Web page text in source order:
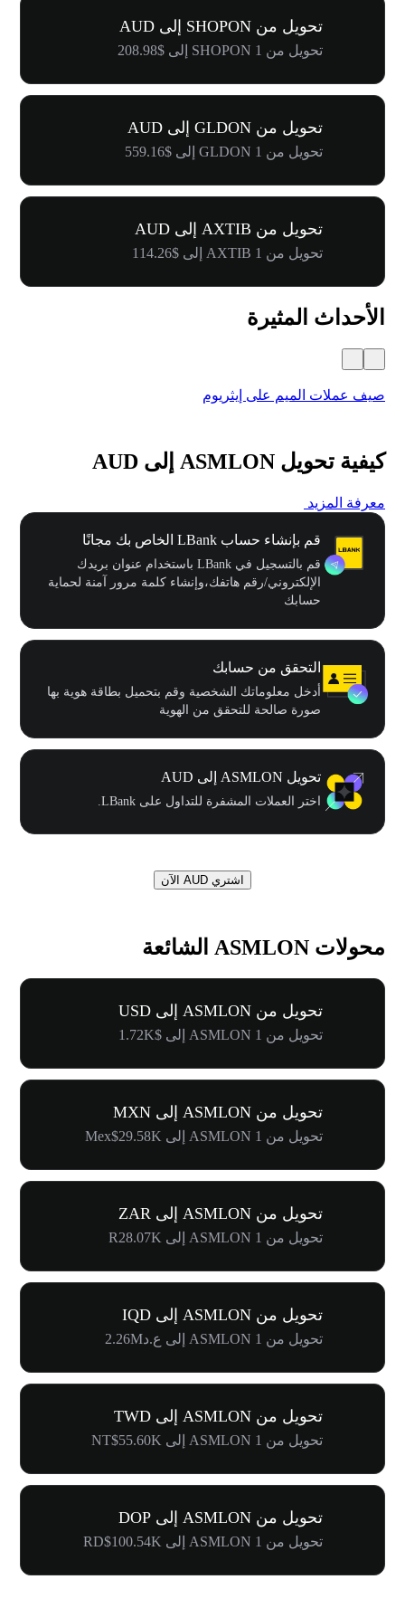
تحويل من SHOPON إلى AUD
تحويل من 1 SHOPON إلى $208.98
تحويل من GLDON إلى AUD
تحويل من 1 GLDON إلى $559.16
تحويل من AXTIB إلى AUD
تحويل من 1 AXTIB إلى $114.26
الأحداث المثيرة
صيف عملات الميم على إيثريوم
كيفية تحويل ASMLON إلى AUD
معرفة المزيد
قم بإنشاء حساب LBank الخاص بك مجانًا
قم بالتسجيل في LBank باستخدام عنوان بريدك
الإلكتروني/رقم هاتفك،وإنشاء كلمة مرور آمنة لحماية
حسابك
التحقق من حسابك
أدخل معلوماتك الشخصية وقم بتحميل بطاقة هوية بها
صورة صالحة للتحقق من الهوية
تحويل ASMLON إلى AUD
اختر العملات المشفرة للتداول على LBank.
اشتري AUD الآن
محولات ASMLON الشائعة
تحويل من ASMLON إلى USD
تحويل من 1 ASMLON إلى $1.72K
تحويل من ASMLON إلى MXN
تحويل من 1 ASMLON إلى Mex$29.58K
تحويل من ASMLON إلى ZAR
تحويل من 1 ASMLON إلى R28.07K
تحويل من ASMLON إلى IQD
تحويل من 1 ASMLON إلى ع.د2.26M
تحويل من ASMLON إلى TWD
تحويل من 1 ASMLON إلى NT$55.60K
تحويل من ASMLON إلى DOP
تحويل من 1 ASMLON إلى RD$100.54K